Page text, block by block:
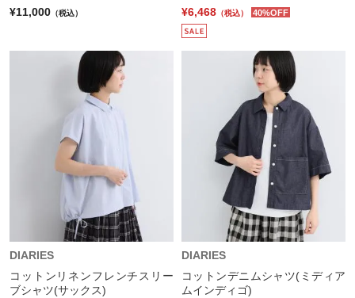
¥11,000 （税込）
¥6,468 （税込） 40%OFF
DIARIES
コットンリネンフレンチスリー
ブシャツ(サックス)
DIARIES
コットンデニムシャツ(ミディア
ムインディゴ)